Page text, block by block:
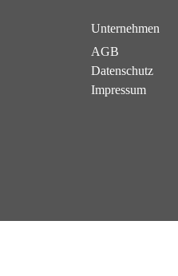
Unternehmen
AGB
Datenschutz
Impressum